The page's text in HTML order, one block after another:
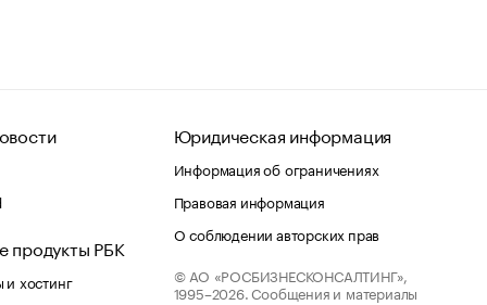
продукты РБК
хостинг
Юридическая информация
Информация об ограничениях
Правовая информация
О соблюдении авторских прав
© АО «РОСБИЗНЕСКОНСАЛТИНГ»,
1995–2026. Сообщения и материалы